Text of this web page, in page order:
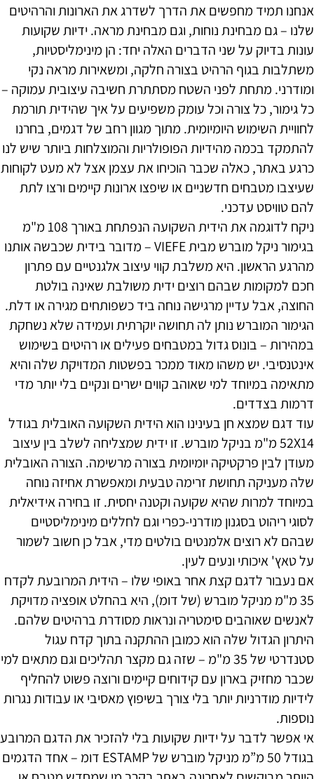
אנחנו תמיד מחפשים את הדרך לשדרג את הארונות והרהיטים
שלנו – גם מבחינת נוחות, וגם מבחינת מראה. ידיות שקועות
עונות בדיוק על שני הדברים האלה יחד: הן מינימליסטיות,
משתלבות בגוף הרהיט בצורה חלקה, ומשאירות מראה נקי
ומודרני. מתחת לפני השטח מסתתרת חשיבה עיצובית עמוקה –
כל גימור, כל צורה וכל עומק משפיעים על איך שהידית תורמת
לחוויית השימוש היומיומית. מתוך מגוון רחב של דגמים, בחרנו
להתמקד בכמה מהידיות הפופולריות והמוצלחות ביותר שיש לנו
כרגע באתר, כאלה שכבר הוכיחו את עצמן אצל לא מעט לקוחות
שעיצבו מטבחים חדשניים או שיפצו ארונות קיימים ורצו לתת
להם טוויסט עדכני.
ניקח לדוגמה את הידית השקועה הנפתחת באורך 108 מ"מ
בגימור ניקל מוברש מבית VIEFE – מדובר בידית שכבשה אותנו
מהרגע הראשון. היא משלבת קווי עיצוב אלגנטיים עם פתרון
חכם למקומות שבהם רוצים ידית משולבת שאינה בולטת
החוצה, אבל עדיין מרגישה נוחה ביד כשפותחים מגירה או דלת.
הגימור המוברש נותן לה תחושה יוקרתית ועמידה שלא נשחקת
במהירות – בונוס גדול במטבחים פעילים או רהיטים בשימוש
אינטנסיבי. יש משהו מאוד ממכר בפשטות המדויקת שלה והיא
מתאימה במיוחד למי שאוהב קווים ישרים ונקיים בלי יותר מדי
דרמות בצדדים.
עוד דגם שמצא חן בעינינו הוא הידית השקועה האובלית בגודל
52X14 מ"מ בניקל מוברש. זו ידית שמצליחה לשלב בין עיצוב
מעודן לבין פרקטיקה יומיומית בצורה מרשימה. הצורה האובלית
שלה מעניקה תחושת זרימה טבעית ומאפשרת אחיזה נוחה
במיוחד למרות שהיא שקועה וקטנה יחסית. זו בחירה אידיאלית
לסוגי ריהוט בסגנון מודרני-כפרי וגם לחללים מינימליסטיים
שבהם לא רוצים אלמנטים בולטים מדי, אבל כן חשוב לשמור
על טאץ' איכותי ונעים לעין.
אם נעבור לדגם קצת אחר באופי שלו – הידית המרובעת לקדח
35 מ"מ מניקל מוברש (של דומ), היא בהחלט אופציה מדויקת
לאנשים שאוהבים סימטריה ונראות מסודרת ברהיטים שלהם.
היתרון הגדול שלה הוא כמובן ההתקנה בתוך קדח עגול
סטנדרטי של 35 מ"מ – שזה גם מקצר תהליכים וגם מתאים למי
שכבר מחזיק בארון עם קידוחים קיימים ורוצה פשוט להחליף
לידיות מודרניות יותר בלי צורך בשיפוץ מאסיבי או עבודות נגרות
נוספות.
אי אפשר לדבר על ידיות שקועות בלי להזכיר את הדגם המרובע
בגודל 50 מ”מ מניקל מוברש של ESTAMP דומ – אחד הדגמים